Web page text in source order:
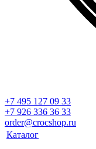
+7 495 127 09 33
+7 926 336 36 33
order@crocshop.ru
Каталог